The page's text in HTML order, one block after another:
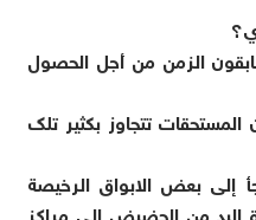
الزمن من أجل الحصول
تتجاوز بكثير تلك
إلى بعض الابواق الرخيصة